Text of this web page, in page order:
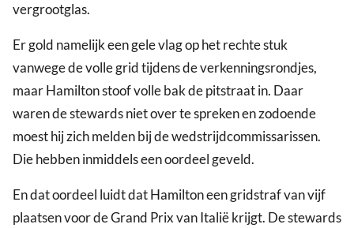
vergrootglas.
Er gold namelijk een gele vlag op het rechte stuk
vanwege de volle grid tijdens de verkenningsrondjes,
maar Hamilton stoof volle bak de pitstraat in. Daar
waren de stewards niet over te spreken en zodoende
moest hij zich melden bij de wedstrijdcommissarissen.
Die hebben inmiddels een oordeel geveld.
En dat oordeel luidt dat Hamilton een gridstraf van vijf
plaatsen voor de Grand Prix van Italië krijgt. De stewards